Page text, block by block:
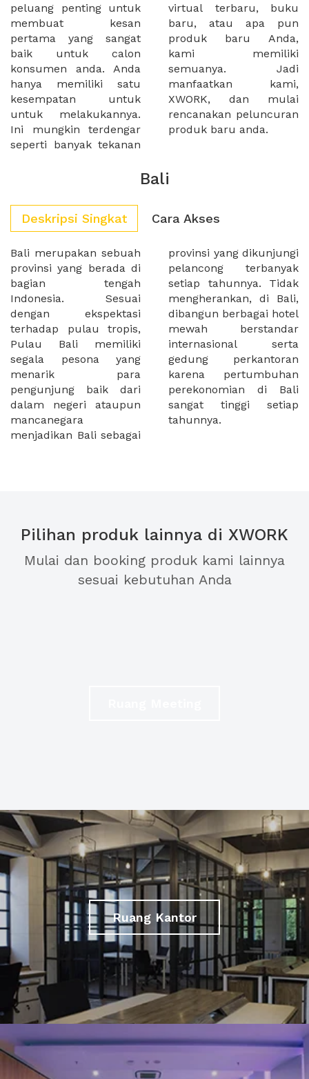
peluang penting untuk
membuat kesan
pertama yang sangat
baik untuk calon
konsumen anda. Anda
hanya memiliki satu
kesempatan untuk
untuk melakukannya.
Ini mungkin terdengar
seperti banyak tekanan
virtual terbaru, buku
baru, atau apa pun
produk baru Anda,
kami memiliki
semuanya. Jadi
manfaatkan kami,
XWORK, dan mulai
rencanakan peluncuran
produk baru anda.
Bali
Deskripsi Singkat Cara Akses
Bali merupakan sebuah
provinsi yang berada di
bagian tengah
Indonesia. Sesuai
dengan ekspektasi
terhadap pulau tropis,
Pulau Bali memiliki
segala pesona yang
menarik para
pengunjung baik dari
dalam negeri ataupun
mancanegara
menjadikan Bali sebagai
provinsi yang dikunjungi
pelancong terbanyak
setiap tahunnya. Tidak
mengherankan, di Bali,
dibangun berbagai hotel
mewah berstandar
internasional serta
gedung perkantoran
karena pertumbuhan
perekonomian di Bali
sangat tinggi setiap
tahunnya.
Pilihan produk lainnya di XWORK
Mulai dan booking produk kami lainnya
sesuai kebutuhan Anda
Ruang Kantor